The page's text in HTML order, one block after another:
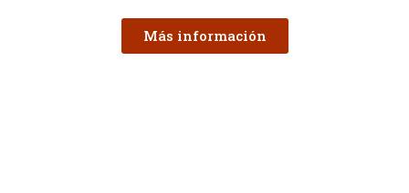
Más información